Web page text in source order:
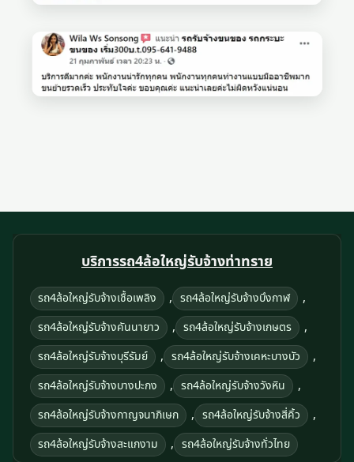
บริการรถ4ล้อใหญ่รับจ้างท่าทราย
รถ4ล้อใหญ่รับจ้างเชื้อเพลิง , รถ4ล้อใหญ่รับจ้างบึงกาฬ ,
รถ4ล้อใหญ่รับจ้างคันนายาว , รถ4ล้อใหญ่รับจ้างเกษตร ,
รถ4ล้อใหญ่รับจ้างบุรีรัมย์ , รถ4ล้อใหญ่รับจ้างเคหะบางบัว ,
รถ4ล้อใหญ่รับจ้างบางปะกง , รถ4ล้อใหญ่รับจ้างวังหิน ,
รถ4ล้อใหญ่รับจ้างกาญจนาภิเษก , รถ4ล้อใหญ่รับจ้างสี่คิ้ว ,
รถ4ล้อใหญ่รับจ้างสะแกงาม , รถ4ล้อใหญ่รับจ้างทั่วไทย